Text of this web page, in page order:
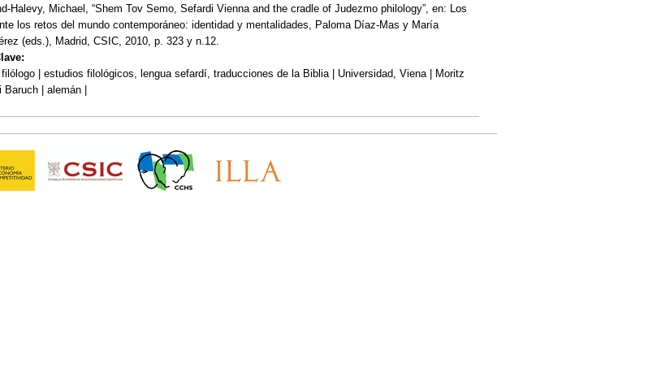
Halevy, Michael, “Shem Tov Semo, Sefardi Vienna and the cradle of Judezmo philology”, en: Los
los retos del mundo contemporáneo: identidad y mentalidades, Paloma Díaz-Mas y María
(eds.), Madrid, CSIC, 2010, p. 323 y n.12.
| estudios filológicos, lengua sefardí, traducciones de la Biblia | Universidad, Viena | Moritz
| alemán |